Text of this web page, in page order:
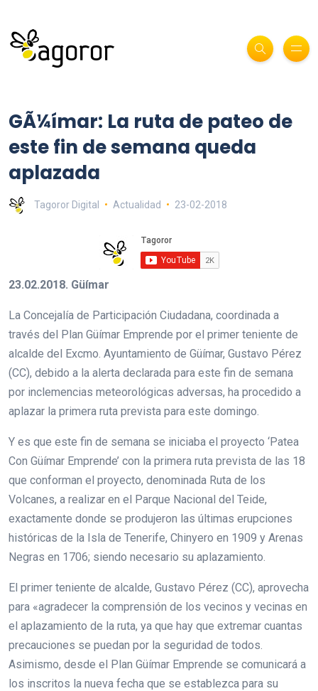
GÃ¼ímar: La ruta de pateo de
este fin de semana queda
aplazada
Tagoror Digital Actualidad 23-02-2018
23.02.2018. Güímar
La Concejalía de Participación Ciudadana, coordinada a
través del Plan Güímar Emprende por el primer teniente de
alcalde del Excmo. Ayuntamiento de Güímar, Gustavo Pérez
(CC), debido a la alerta declarada para este fin de semana
por inclemencias meteorológicas adversas, ha procedido a
aplazar la primera ruta prevista para este domingo.
Y es que este fin de semana se iniciaba el proyecto ‘Patea
Con Güímar Emprende’ con la primera ruta prevista de las 18
que conforman el proyecto, denominada Ruta de los
Volcanes, a realizar en el Parque Nacional del Teide,
exactamente donde se produjeron las últimas erupciones
históricas de la Isla de Tenerife, Chinyero en 1909 y Arenas
Negras en 1706; siendo necesario su aplazamiento.
El primer teniente de alcalde, Gustavo Pérez (CC), aprovecha
para «agradecer la comprensión de los vecinos y vecinas en
el aplazamiento de la ruta, ya que hay que extremar cuantas
precauciones se puedan por la seguridad de todos.
Asimismo, desde el Plan Güímar Emprende se comunicará a
los inscritos la nueva fecha que se establezca para su